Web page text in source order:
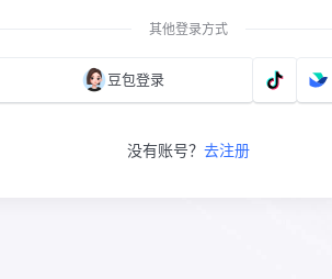
其他登录方式
豆包登录
没有账号？ 去注册